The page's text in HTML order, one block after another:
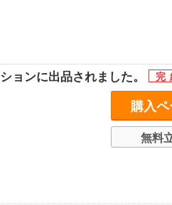
ョンに出品されました。
購入
無料